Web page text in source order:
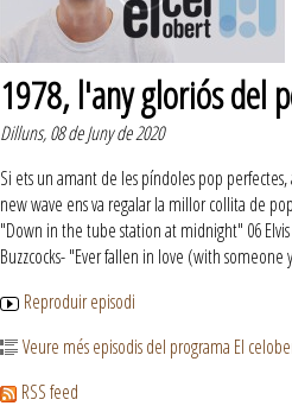
1978, l'any gloriós del
Dilluns, 08 de Juny de 2020
Si ets un amant de les píndoles pop
new wave ens va regalar la millor collita de
"Down in the tube station at midnight" 06
Buzzcocks- "Ever fallen in love (with
Reproduir episodi
Veure més episodis del programa El
RSS feed